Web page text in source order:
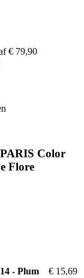
€ 79,90
Color
Flore
- Plum
€ 15,69